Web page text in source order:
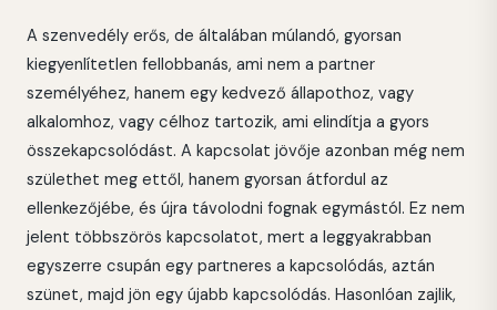
A szenvedély erős, de általában múlandó, gyorsan
kiegyenlítetlen fellobbanás, ami nem a partner
személyéhez, hanem egy kedvező állapothoz, vagy
alkalomhoz, vagy célhoz tartozik, ami elindítja a gyors
összekapcsolódást. A kapcsolat jövője azonban még nem
születhet meg ettől, hanem gyorsan átfordul az
ellenkezőjébe, és újra távolodni fognak egymástól. Ez nem
jelent többszörös kapcsolatot, mert a leggyakrabban
egyszerre csupán egy partneres a kapcsolódás, aztán
szünet, majd jön egy újabb kapcsolódás. Hasonlóan zajlik,